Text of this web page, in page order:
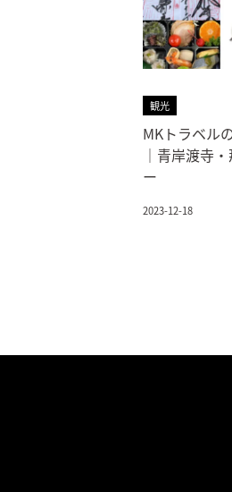
観光
MKトラベル
｜青岸渡寺
ー
2023-12-18